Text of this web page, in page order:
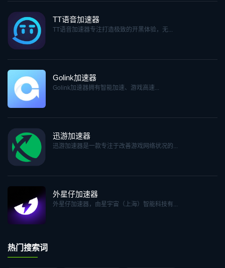
TT语音加速器
TT语音加速器专注打造极致的开黑体验，无...
Golink加速器
Golink加速器拥有智能加速、游戏高速...
迅游加速器
迅游加速器是一款专注于改善游戏网络状况的...
外星仔加速器
外星仔加速器，由星宇宙（上海）智能科技有...
热门搜索词